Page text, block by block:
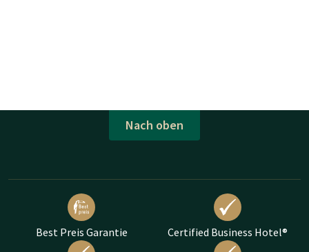
Nach oben
Best Preis Garantie Certified Business Hotel®